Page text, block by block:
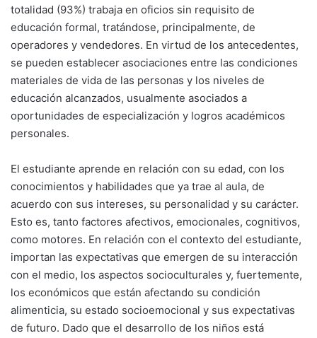
totalidad (93%) trabaja en oficios sin requisito de
educación formal, tratándose, principalmente, de
operadores y vendedores. En virtud de los antecedentes,
se pueden establecer asociaciones entre las condiciones
materiales de vida de las personas y los niveles de
educación alcanzados, usualmente asociados a
oportunidades de especialización y logros académicos
personales.
El estudiante aprende en relación con su edad, con los
conocimientos y habilidades que ya trae al aula, de
acuerdo con sus intereses, su personalidad y su carácter.
Esto es, tanto factores afectivos, emocionales, cognitivos,
como motores. En relación con el contexto del estudiante,
importan las expectativas que emergen de su interacción
con el medio, los aspectos socioculturales y, fuertemente,
los económicos que están afectando su condición
alimenticia, su estado socioemocional y sus expectativas
de futuro. Dado que el desarrollo de los niños está